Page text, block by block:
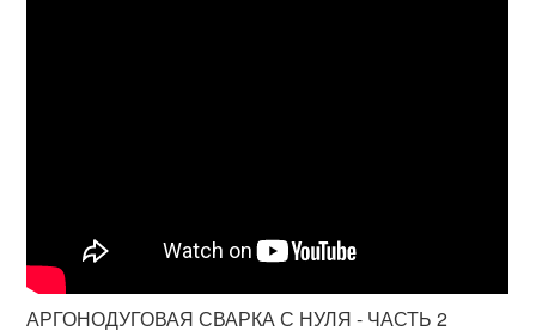
АРГОНОДУГОВАЯ СВАРКА С НУЛЯ - ЧАСТЬ 2